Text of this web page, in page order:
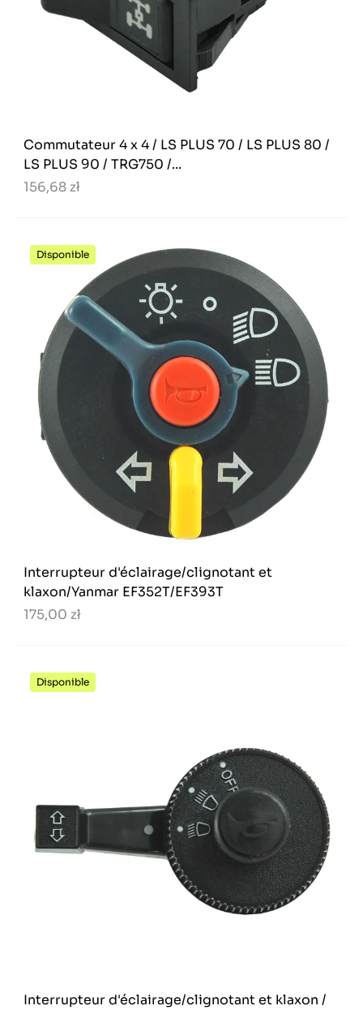
Commutateur 4 x 4 / LS PLUS 70 / LS PLUS 80 /
LS PLUS 90 / TRG750 /...
156,68 zł
Disponible
Interrupteur d'éclairage/clignotant et
klaxon/Yanmar EF352T/EF393T
175,00 zł
Disponible
Interrupteur d'éclairage/clignotant et klaxon /